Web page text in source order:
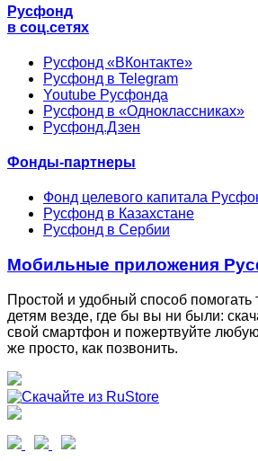
Русфонд
в соц.сетях
Русфонд «ВКонтакте»
Русфонд в Telegram
Youtube Русфонда
Русфонд в «Одноклассниках»
Русфонд.Дзен
Фонды-партнеры
Фонд целевого капитала
Русфонд в Казахстане
Русфонд в Сербии
Мобильные приложения
Простой и удобный способ
детям везде, где бы вы ни были:
свой смартфон и пожертвуйте
же просто, как позвонить.